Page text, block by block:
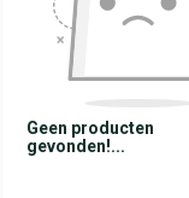
Geen producten
gevonden!...